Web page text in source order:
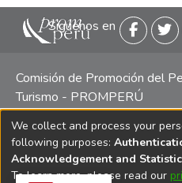
Siguenos en
Comisión de Promoción del
Turismo - PROMPERÚ
Central telefónica: (511) 616
Oeste 50, Edificio Mincetur,
Lima
We collect and process your
following purposes:
Acknowledgement and
To learn more, please read our